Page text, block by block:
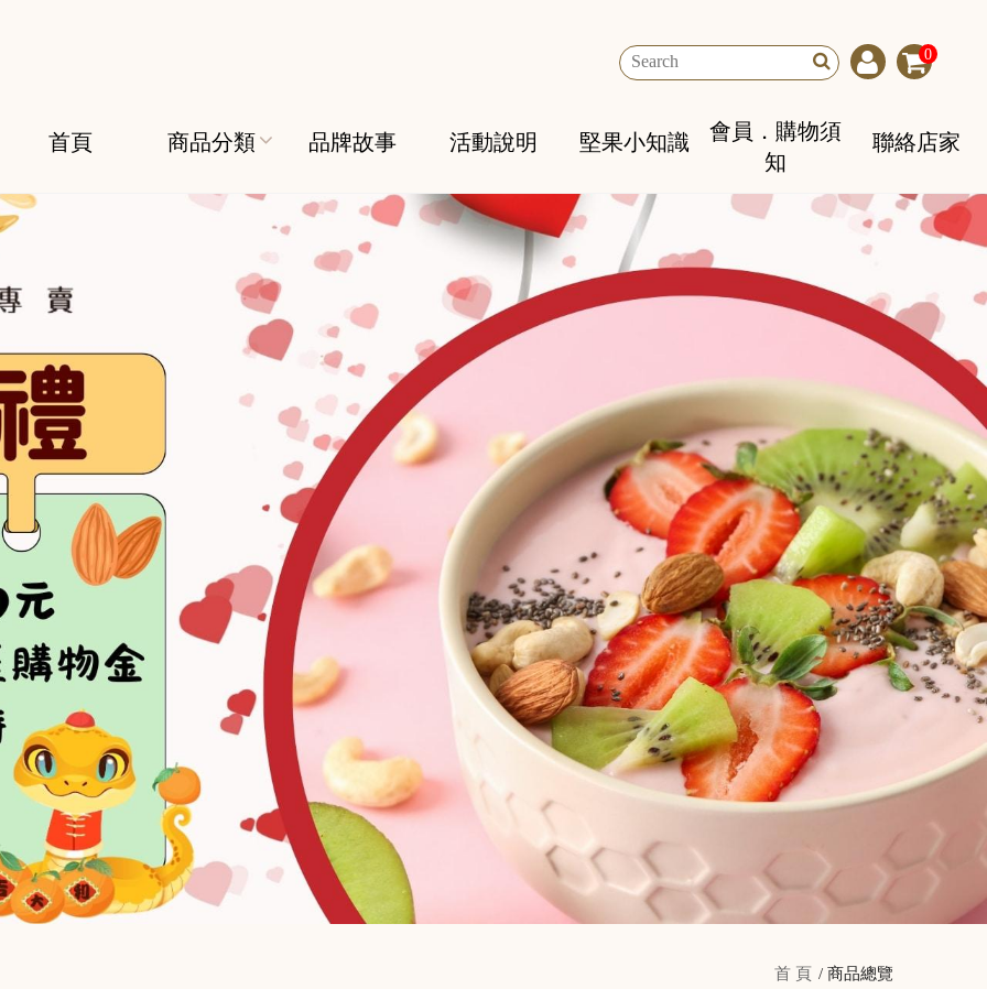
0
首頁 商品分類 品牌故事 活動說明 堅果小知識
會員．購物須
知
聯絡店家
首 頁 商品總覽